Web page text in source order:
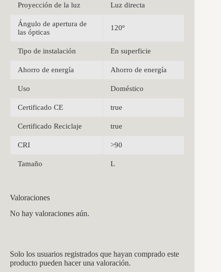
Proyección de la luz Luz directa
Ángulo de apertura de
las ópticas
120º
Tipo de instalación En superficie
Ahorro de energía Ahorro de energía
Uso Doméstico
Certificado CE true
Certificado Reciclaje true
CRI >90
Tamaño L
Valoraciones
No hay valoraciones aún.
Solo los usuarios registrados que hayan comprado este
producto pueden hacer una valoración.